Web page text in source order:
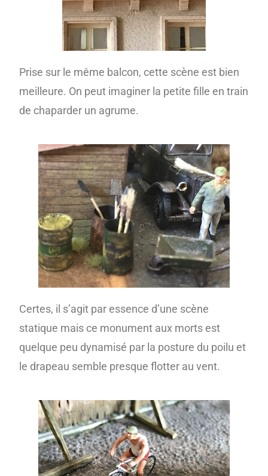
Prise sur le même balcon, cette scène est bien
meilleure. On peut imaginer la petite fille en train
de chaparder un agrume.
Certes, il s’agit par essence d’une scène
statique mais ce monument aux morts est
quelque peu dynamisé par la posture du poilu et
le drapeau semble presque flotter au vent.